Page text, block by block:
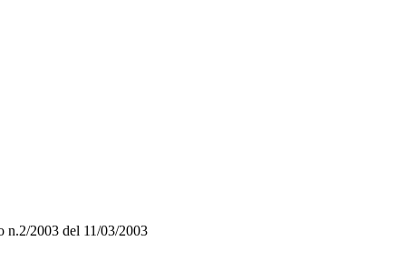
2003 del 11/03/2003